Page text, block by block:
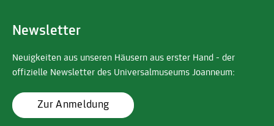
Newsletter
Neuigkeiten aus unseren Häusern aus erster Hand - der
offizielle Newsletter des Universalmuseums Joanneum:
Zur Anmeldung